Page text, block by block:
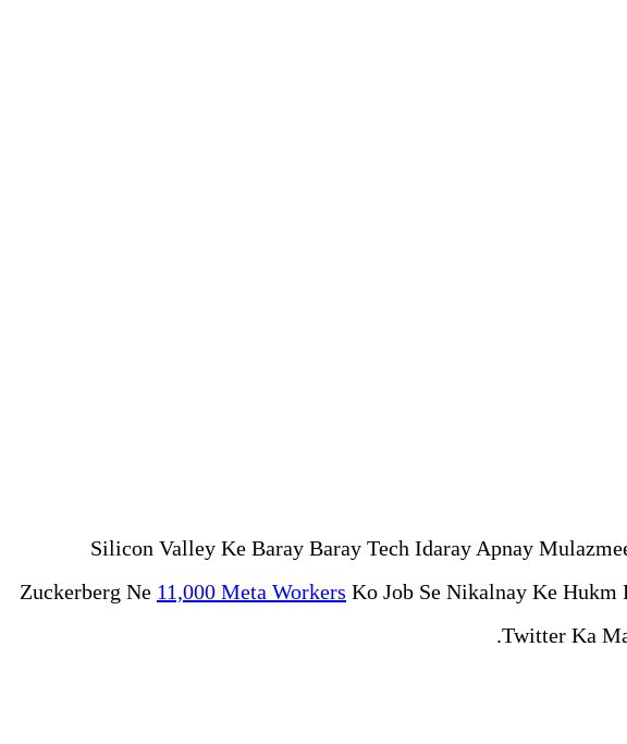
Silicon Valley Ke Baray Baray Tech Idaray Apnay
Zuckerberg Ne 11,000 Meta Workers Ko Job Se Nikalnay Ke
Twitter Ka